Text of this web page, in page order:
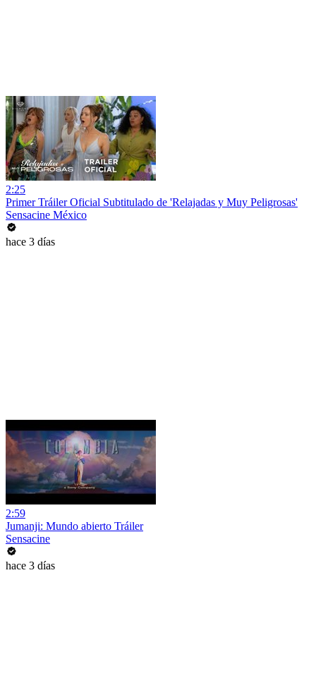
2:25
Primer Tráiler Oficial Subtitulado de 'Relajadas y Muy Peligrosas'
Sensacine México
hace 3 días
2:59
Jumanji: Mundo abierto Tráiler
Sensacine
hace 3 días